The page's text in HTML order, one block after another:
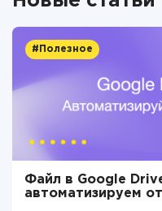
#Полезное
Файл в Google
автоматизируем